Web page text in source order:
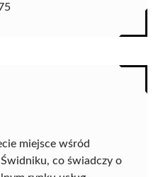
miejsce wśród
co świadczy o